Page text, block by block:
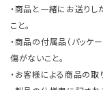
・商品と一緒にお送りし
こと。
・商品の付属品（パッケ
傷がないこと。
・お客様による商品の取